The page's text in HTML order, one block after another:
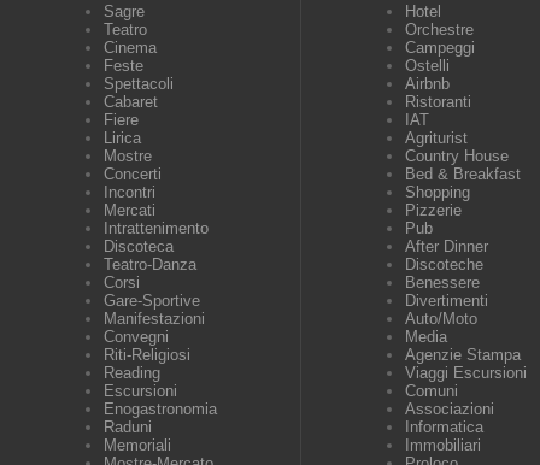
Sagre
Teatro
Cinema
Feste
Spettacoli
Cabaret
Fiere
Lirica
Mostre
Concerti
Incontri
Mercati
Intrattenimento
Discoteca
Teatro-Danza
Corsi
Gare-Sportive
Manifestazioni
Convegni
Riti-Religiosi
Reading
Escursioni
Enogastronomia
Raduni
Memoriali
Hotel
Orchestre
Campeggi
Ostelli
Airbnb
Ristoranti
IAT
Agriturist
Country House
Bed & Breakfast
Shopping
Pizzerie
Pub
After Dinner
Discoteche
Benessere
Divertimenti
Auto/Moto
Media
Agenzie Stampa
Viaggi Escursioni
Comuni
Associazioni
Informatica
Immobiliari